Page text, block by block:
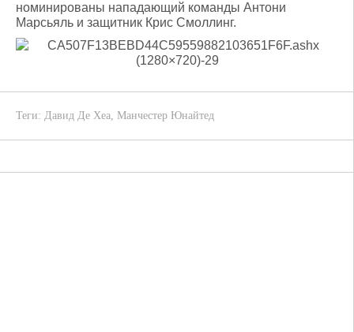
номинированы нападающий команды Антони
Марсьяль и защитник Крис Смоллинг.
Теги: Давид Де Хеа, Манчестер Юнайтед